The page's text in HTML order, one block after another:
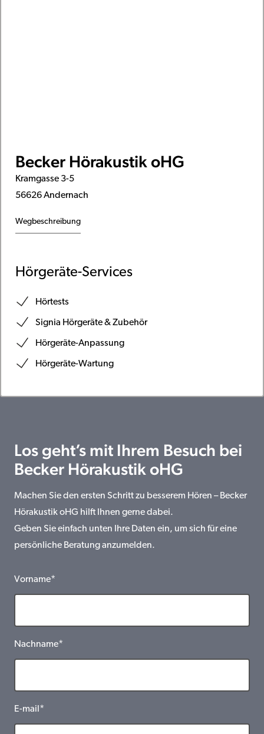
Becker Hörakustik oHG
Kramgasse 3-5
56626 Andernach
Wegbeschreibung
Hörgeräte-Services
Hörtests
Signia Hörgeräte & Zubehör
Hörgeräte-Anpassung
Hörgeräte-Wartung
Los geht’s mit Ihrem Besuch bei
Becker Hörakustik oHG
Machen Sie den ersten Schritt zu besserem Hören – Becker
Hörakustik oHG hilft Ihnen gerne dabei.
Geben Sie einfach unten Ihre Daten ein, um sich für eine
persönliche Beratung anzumelden.
Vorname*
Nachname*
E-mail*